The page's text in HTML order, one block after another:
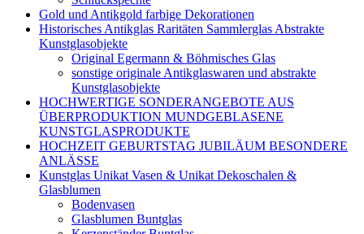
Gold und Antikgold farbige Dekorationen
Historisches Antikglas Raritäten Sammlerglas Abstrakte
Kunstglasobjekte
Original Egermann & Böhmisches Glas
sonstige originale Antikglaswaren und abstrakte
Kunstglasobjekte
HOCHWERTIGE SONDERANGEBOTE AUS
ÜBERPRODUKTION MUNDGEBLASENE
KUNSTGLASPRODUKTE
HOCHZEIT GEBURTSTAG JUBILÄUM BESONDERE
ANLÄSSE
Kunstglas Unikat Vasen & Unikat Dekoschalen &
Glasblumen
Bodenvasen
Glasblumen Buntglas